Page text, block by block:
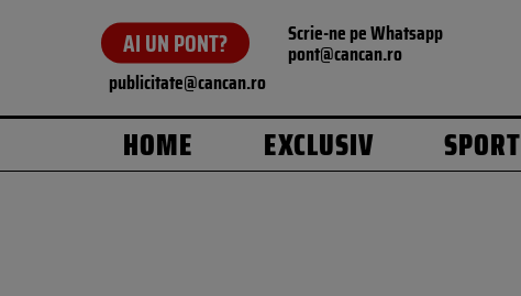
AI UN PONT? Scrie-ne pe Whatsapp
pont@cancan.ro
publicitate@cancan.ro
HOME EXCLUSIV SPORT